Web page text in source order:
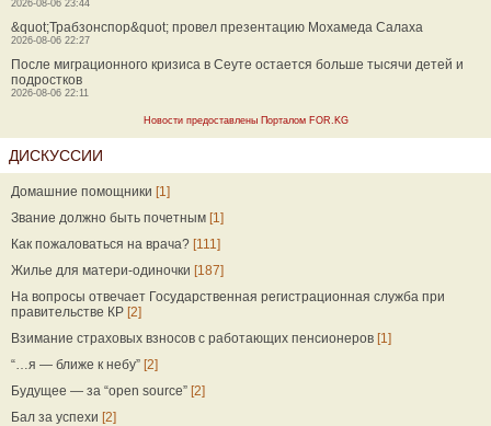
2026-08-06 23:44
&quot;Трабзонспор&quot; провел презентацию Мохамеда Салаха
2026-08-06 22:27
После миграционного кризиса в Сеуте остается больше тысячи детей и
подростков
2026-08-06 22:11
Новости предоставлены Порталом FOR.KG
ДИСКУССИИ
Домашние помощники [1]
Звание должно быть почетным [1]
Как пожаловаться на врача? [111]
Жилье для матери-одиночки [187]
На вопросы отвечает Государственная регистрационная служба при
правительстве КР [2]
Взимание страховых взносов с работающих пенсионеров [1]
“…я — ближе к небу” [2]
Будущее — за “open source” [2]
Бал за успехи [2]